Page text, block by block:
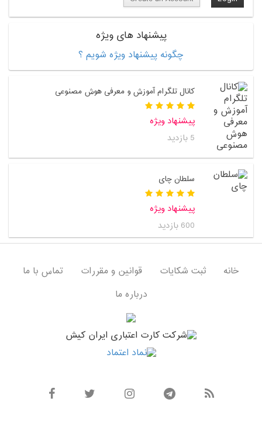
پیشنهاد های ویژه
چگونه پیشنهاد ویژه شویم ؟
کانال تلگرام آموزش و معرفی هوش مصنوعی
پیشنهاد ویژه
5 بازدید
سلطان چای
پیشنهاد ویژه
600 بازدید
خانه ثبت شکایات قوانین و مقررات
تماس با ما
درباره ما